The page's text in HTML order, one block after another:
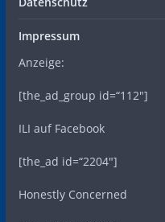
Impressum
Anzeige:
[the_ad_group id=“112″]
ILI auf Facebook
[the_ad id=“2204″]
Honestly Concerned